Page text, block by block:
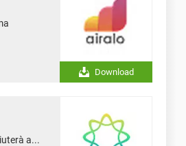
Download
a...